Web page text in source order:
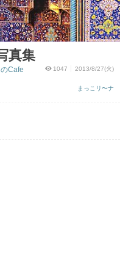
真集
1047 2013/8/27(火)
まっこリ〜ナ
Cafe